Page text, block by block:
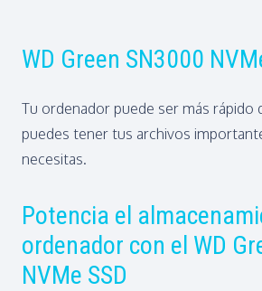
2280
PCIe
WD Green SN3000
Tu ordenador puede ser más rápido
puedes tener tus archivos
necesitas.
Potencia el
ordenador con el WD
NVMe SSD